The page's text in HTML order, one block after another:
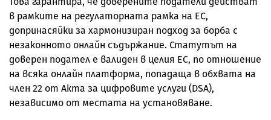
в рамките на регулаторната рамка на ЕС,
допринасяйки за хармонизиран подход за борба с
незаконното онлайн съдържание. Статутът на
доверен подател е валиден в целия ЕС, по отношение
на всяка онлайн платформа, попадаща в обхвата на
член 22 от Акта за цифровите услуги (DSA),
независимо от местата на установяване.